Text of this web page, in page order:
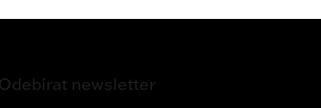
Odebírat newsletter